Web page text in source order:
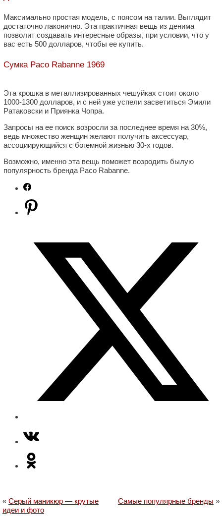
Максимально простая модель, с поясом на талии. Выглядит
достаточно лаконично. Эта практичная вещь из денима
позволит создавать интересные образы, при условии, что у
вас есть 500 долларов, чтобы ее купить.
Сумка Paco Rabanne 1969
Эта крошка в металлизированных чешуйках стоит около
1000-1300 долларов, и с ней уже успели засветиться Эмили
Ратаковски и Приянка Чопра.
Запросы на ее поиск возросли за последнее время на 30%,
ведь множество женщин желают получить аксессуар,
ассоциирующийся с богемной жизнью 30-х годов.
Возможно, именно эта вещь поможет возродить былую
популярность бренда Paco Rabanne.
« Серый маникюр — крутые
идеи и фото
Самые популярные бренды »